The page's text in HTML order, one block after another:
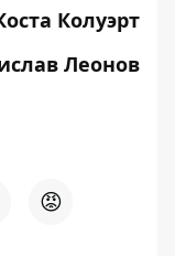
Колуэрт
Леонов
😡